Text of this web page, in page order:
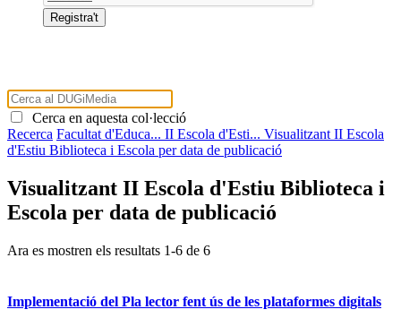
Cerca en aquesta col·lecció
Recerca Facultat d'Educa... II Escola d'Esti... Visualitzant II Escola
d'Estiu Biblioteca i Escola per data de publicació
Visualitzant II Escola d'Estiu Biblioteca i
Escola per data de publicació
Ara es mostren els resultats 1-6 de 6
Implementació del Pla lector fent ús de les plataformes digitals